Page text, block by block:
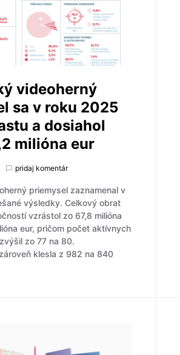
videoherný
sa v roku 2025
a dosiahol
milióna eur
pridaj komentár
priemysel zaznamenal v
výsledky. Celkový obrat
vzrástol zo 67,8 milióna
eur, pričom počet aktívnych
zo 77 na 80.
klesla z 982 na 840